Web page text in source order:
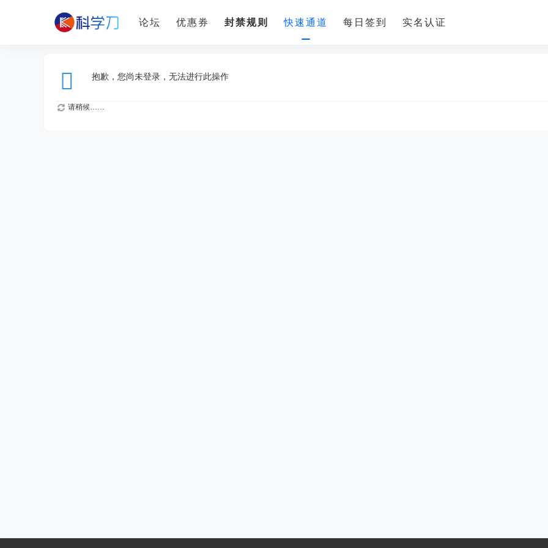
论坛 优惠券 封禁规则 快速通道 每日签到 实名认证
抱歉，您尚未登录，无法进行此操作
请稍候……